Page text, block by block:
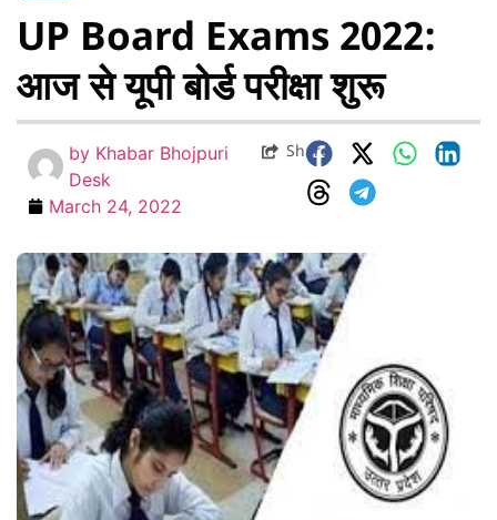
UP Board Exams 2022:
आज से यूपी बोर्ड परीक्षा शुरू
by Khabar Bhojpuri
Desk
March 24, 2022
Share